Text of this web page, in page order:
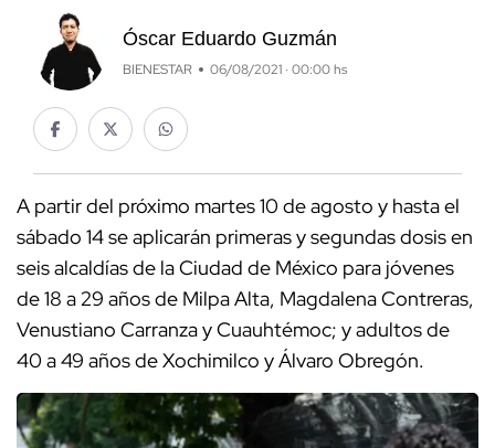
Óscar Eduardo Guzmán
BIENESTAR 06/08/2021 · 00:00 hs
A partir del próximo martes 10 de agosto y hasta el
sábado 14 se aplicarán primeras y segundas dosis en
seis alcaldías de la Ciudad de México para jóvenes
de 18 a 29 años de Milpa Alta, Magdalena Contreras,
Venustiano Carranza y Cuauhtémoc; y adultos de
40 a 49 años de Xochimilco y Álvaro Obregón.